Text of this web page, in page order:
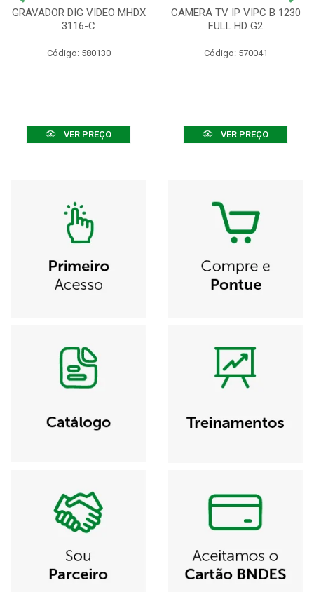
GRAVADOR DIG VIDEO MHDX
3116-C
Código: 580130
VER PREÇO
CAMERA TV IP VIPC B 1230
FULL HD G2
Código: 570041
VER PREÇO